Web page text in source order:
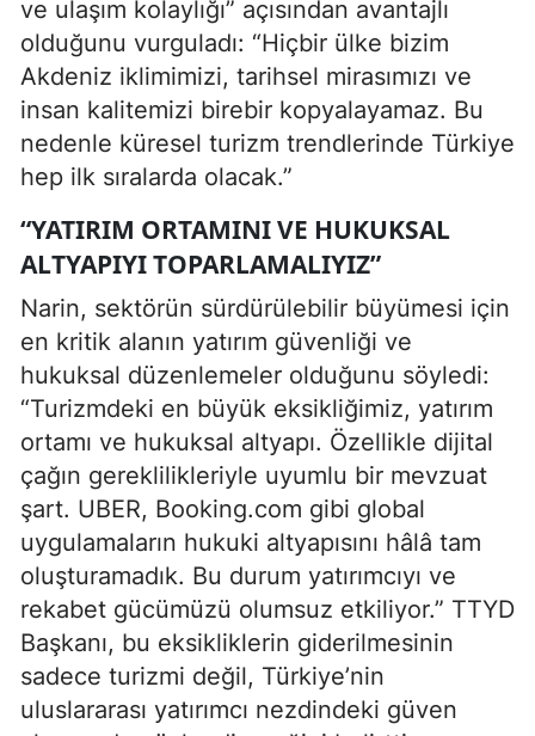
ve ulaşım kolaylığı” açısından avantajlı
olduğunu vurguladı: “Hiçbir ülke bizim
Akdeniz iklimimizi, tarihsel mirasımızı ve
insan kalitemizi birebir kopyalayamaz. Bu
nedenle küresel turizm trendlerinde Türkiye
hep ilk sıralarda olacak.”
“YATIRIM ORTAMINI VE HUKUKSAL
ALTYAPIYI TOPARLAMALIYIZ”
Narin, sektörün sürdürülebilir büyümesi için
en kritik alanın yatırım güvenliği ve
hukuksal düzenlemeler olduğunu söyledi:
“Turizmdeki en büyük eksikliğimiz, yatırım
ortamı ve hukuksal altyapı. Özellikle dijital
çağın gereklilikleriyle uyumlu bir mevzuat
şart. UBER, Booking.com gibi global
uygulamaların hukuki altyapısını hâlâ tam
oluşturamadık. Bu durum yatırımcıyı ve
rekabet gücümüzü olumsuz etkiliyor.” TTYD
Başkanı, bu eksikliklerin giderilmesinin
sadece turizmi değil, Türkiye’nin
uluslararası yatırımcı nezdindeki güven